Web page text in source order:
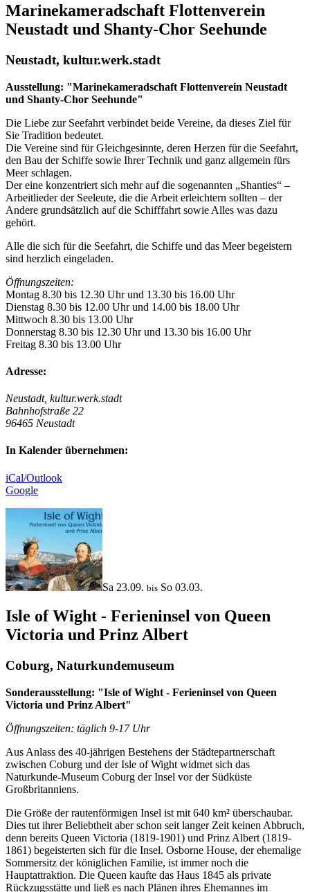
Marinekameradschaft Flottenverein
Neustadt und Shanty-Chor Seehunde
Neustadt, kultur.werk.stadt
Ausstellung: "Marinekameradschaft Flottenverein Neustadt
und Shanty-Chor Seehunde"
Die Liebe zur Seefahrt verbindet beide Vereine, da dieses Ziel für
Sie Tradition bedeutet.
Die Vereine sind für Gleichgesinnte, deren Herzen für die Seefahrt,
den Bau der Schiffe sowie Ihrer Technik und ganz allgemein fürs
Meer schlagen.
Der eine konzentriert sich mehr auf die sogenannten „Shanties“ –
Arbeitlieder der Seeleute, die die Arbeit erleichtern sollten – der
Andere grundsätzlich auf die Schifffahrt sowie Alles was dazu
gehört.
Alle die sich für die Seefahrt, die Schiffe und das Meer begeistern
sind herzlich eingeladen.
Öffnungszeiten:
Montag 8.30 bis 12.30 Uhr und 13.30 bis 16.00 Uhr
Dienstag 8.30 bis 12.00 Uhr und 14.00 bis 18.00 Uhr
Mittwoch 8.30 bis 13.00 Uhr
Donnerstag 8.30 bis 12.30 Uhr und 13.30 bis 16.00 Uhr
Freitag 8.30 bis 13.00 Uhr
Adresse:
Neustadt, kultur.werk.stadt
Bahnhofstraße 22
96465 Neustadt
In Kalender übernehmen:
iCal/Outlook
Google
Sa 23.09. bis So 03.03.
Isle of Wight - Ferieninsel von Queen
Victoria und Prinz Albert
Coburg, Naturkundemuseum
Sonderausstellung: "Isle of Wight - Ferieninsel von Queen
Victoria und Prinz Albert"
Öffnungszeiten: täglich 9-17 Uhr
Aus Anlass des 40-jährigen Bestehens der Städtepartnerschaft
zwischen Coburg und der Isle of Wight widmet sich das
Naturkunde-Museum Coburg der Insel vor der Südküste
Großbritanniens.
Die Größe der rautenförmigen Insel ist mit 640 km² überschaubar.
Dies tut ihrer Beliebtheit aber schon seit langer Zeit keinen Abbruch,
denn bereits Queen Victoria (1819-1901) und Prinz Albert (1819-
1861) begeisterten sich für die Insel. Osborne House, der ehemalige
Sommersitz der königlichen Familie, ist immer noch die
Hauptattraktion. Die Queen kaufte das Haus 1845 als private
Rückzugsstätte und ließ es nach Plänen ihres Ehemannes im